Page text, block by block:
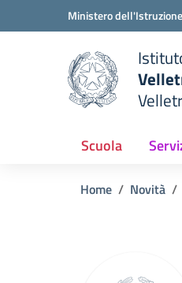
Vai ai contenuti
Vai al menu di navigazione
Ministero
scuola
Scuola
Home Novità